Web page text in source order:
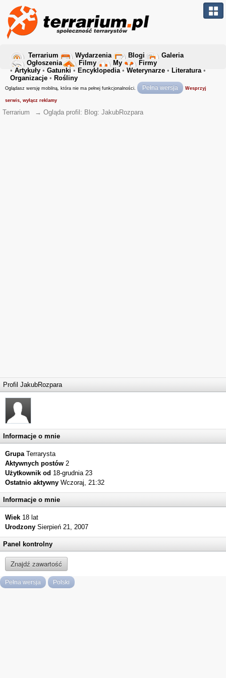
Terrarium Wydarzenia Blogi
Galeria
Ogłoszenia
Filmy My
Firmy
• Artykuły • Gatunki • Encyklopedia• Weterynarze • Literatura•
Organizacje • Rośliny
Oglądasz wersję mobilną, która nie ma pełnej funkcjonalności. Pełna wersja Wesprzyj
serwis, wyłącz reklamy
Terrarium → Ogląda profil: Blog: JakubRozpara
Profil JakubRozpara
Informacje o mnie
GrupaTerrarysta
Aktywnych postów 2
Użytkownik od 18-grudnia 23
Ostatnio aktywny Wczoraj, 21:32
Informacje o mnie
Wiek 18 lat
Urodzony Sierpień 21, 2007
Panel kontrolny
Znajdź zawartość
Pełna wersja Polski